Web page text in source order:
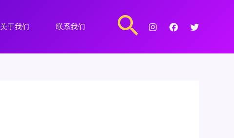
关于我们 联系我们
搜
索